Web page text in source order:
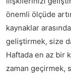
önemli ölçüde
kaynaklar
geliştirmek, size
Haftada en az bir
zaman geçirmek,